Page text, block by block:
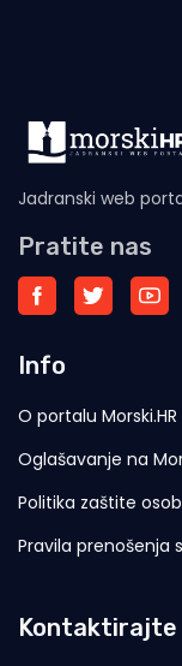
Jadranski web
Pratite nas
Info
O portalu Morski.HR
Oglašavanje na
Politika zaštite
Pravila prenošenja
Kontaktirajte